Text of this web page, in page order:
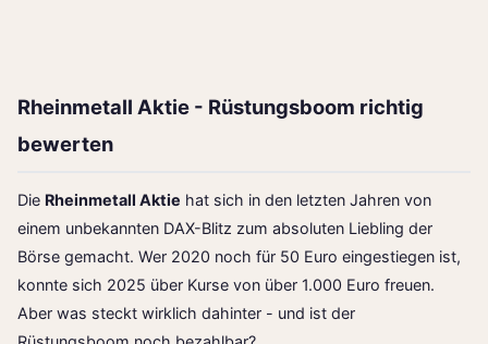
Rheinmetall Aktie - Rüstungsboom richtig
bewerten
Die Rheinmetall Aktie hat sich in den letzten Jahren von
einem unbekannten DAX-Blitz zum absoluten Liebling der
Börse gemacht. Wer 2020 noch für 50 Euro eingestiegen ist,
konnte sich 2025 über Kurse von über 1.000 Euro freuen.
Aber was steckt wirklich dahinter - und ist der